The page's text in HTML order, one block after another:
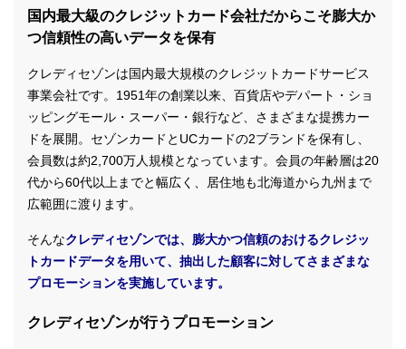
国内最大級のクレジットカード会社だからこそ膨大か
つ信頼性の高いデータを保有
クレディセゾンは国内最大規模のクレジットカードサービス
事業会社です。1951年の創業以来、百貨店やデパート・ショ
ッピングモール・スーパー・銀行など、さまざまな提携カー
ドを展開。セゾンカードとUCカードの2ブランドを保有し、
会員数は約2,700万人規模となっています。会員の年齢層は20
代から60代以上までと幅広く、居住地も北海道から九州まで
広範囲に渡ります。
そんなクレディセゾンでは、膨大かつ信頼のおけるクレジッ
トカードデータを用いて、抽出した顧客に対してさまざまな
プロモーションを実施しています。
クレディセゾンが行うプロモーション